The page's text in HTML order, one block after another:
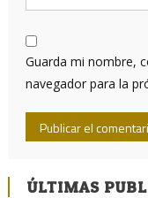
Guarda mi nombre,
navegador para la
ÚLTIMAS